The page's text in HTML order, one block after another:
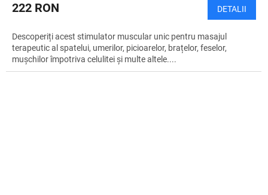
222 RON DETALII
Descoperiți acest stimulator muscular unic pentru masajul
terapeutic al spatelui, umerilor, picioarelor, brațelor, feselor,
mușchilor împotriva celulitei și multe altele....